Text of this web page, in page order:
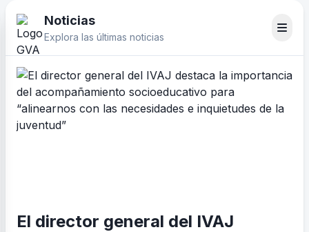
Noticias
Explora las últimas noticias
El director general del IVAJ